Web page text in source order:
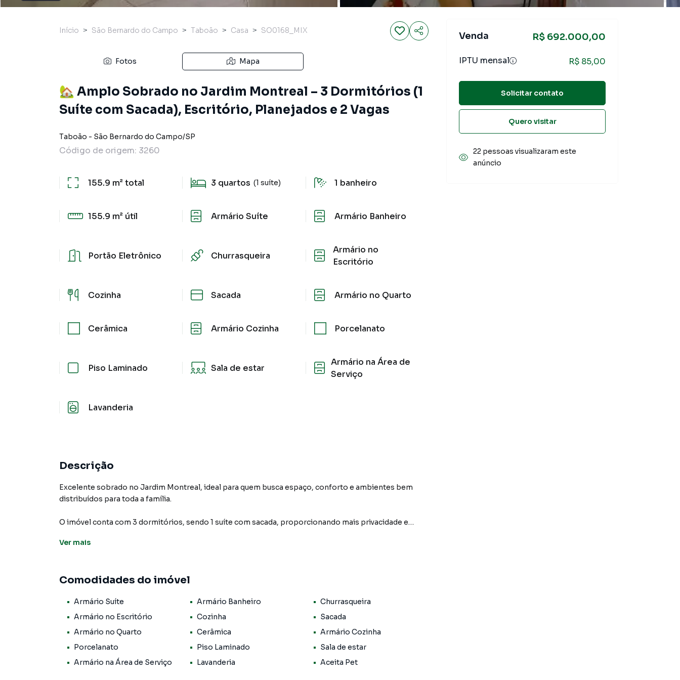
Início São Bernardo do Campo Taboão Casa SO0168_MIX
Fotos Mapa
🏡 Amplo Sobrado no Jardim Montreal – 3 Dormitórios (1
Suíte com Sacada), Escritório, Planejados e 2 Vagas
Taboão - São Bernardo do Campo/SP
Código de origem: 3260
155.9 m²total 3 quartos (1 suíte) 1 banheiro
155.9 m² útil Armário Suíte Armário Banheiro
Portão Eletrônico Churrasqueira
Armário no
Escritório
Cozinha Sacada Armário no Quarto
Cerâmica Armário Cozinha Porcelanato
Piso Laminado Sala de estar
Armário na Área de
Serviço
Lavanderia
Descrição
Excelente sobrado no Jardim Montreal, ideal para quem busca espaço, conforto e ambientes bem
distribuídos para toda a família.
O imóvel conta com 3 dormitórios, sendo 1 suíte com sacada, proporcionando mais privacidade e
atendendo diferentes necessidades da família.
possui piso em porcelanato, trazendo um acabamento moderno e fácil manutenção.
A cozinha conta com armários planejados, assim como os dormitórios, oferecendo melhor
organização e aproveitamento dos espaços.
Na área externa, o imóvel possui lavanderia com churrasqueira, ideal para momentos de lazer e
confraternização com familiares e amigos.
Ver mais
Comodidades do imóvel
Armário Suíte Armário Banheiro
Churrasqueira
Armário no Escritório
Cozinha
Sacada
Armário no Quarto
Cerâmica
Armário Cozinha
Porcelanato
Piso Laminado
Sala de estar
Armário na Área de Serviço
Lavanderia Aceita Pet
Venda R$ 692.000,00
IPTU mensal R$ 85,00
Solicitar contato
Quero visitar
22 pessoas visualizaram este
anúncio